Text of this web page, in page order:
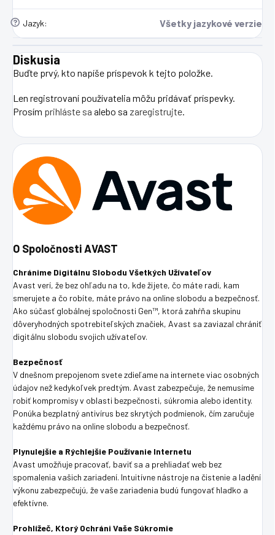
? Jazyk: Všetky jazykové verzie
Diskusia
Buďte prvý, kto napíše príspevok k tejto položke.
Len registrovaní používatelia môžu pridávať príspevky.
Prosím prihláste sa alebo sa zaregistrujte.
O Spoločnosti AVAST
Chránime Digitálnu Slobodu Všetkých Užívateľov
Avast verí, že bez ohľadu na to, kde žijete, čo máte radi, kam
smerujete a čo robíte, máte právo na online slobodu a bezpečnosť.
Ako súčasť globálnej spoločnosti Gen™, ktorá zahŕňa skupinu
dôveryhodných spotrebiteľských značiek, Avast sa zaviazal chrániť
digitálnu slobodu svojich užívateľov.
Bezpečnosť
V dnešnom prepojenom svete zdieľame na internete viac osobných
údajov než kedykoľvek predtým. Avast zabezpečuje, že nemusíme
robiť kompromisy v oblasti bezpečnosti, súkromia alebo identity.
Ponúka bezplatný antivírus bez skrytých podmienok, čím zaručuje
každému právo na online slobodu a bezpečnosť.
Plynulejšie a Rýchlejšie Používanie Internetu
Avast umožňuje pracovať, baviť sa a prehliadať web bez
spomalenia vašich zariadení. Intuitívne nástroje na čistenie a ladění
výkonu zabezpečujú, že vaše zariadenia budú fungovať hladko a
efektívne.
Prohlížeč, Ktorý Ochráni Vaše Súkromie